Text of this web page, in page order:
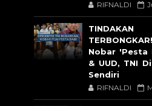
RIFNALDI
Nobar 'Pesta
& UUD, TNI
Sendiri
RIFNALDI